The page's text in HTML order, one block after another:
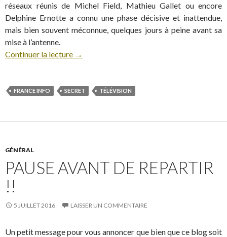
réseaux réunis de Michel Field, Mathieu Gallet ou encore
Delphine Ernotte a connu une phase décisive et inattendue,
mais bien souvent méconnue, quelques jours à peine avant sa
mise à l’antenne.
Continuer la lecture →
FRANCE INFO SECRET TÉLÉVISION
GÉNÉRAL
PAUSE AVANT DE REPARTIR
!!
5 JUILLET 2016 LAISSER UN COMMENTAIRE
Un petit message pour vous annoncer que bien que ce blog soit